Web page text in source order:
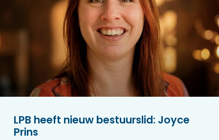
LPB heeft nieuw bestuurslid: Joyce
Prins